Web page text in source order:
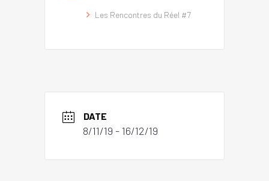
Les Rencontres du Réel #7
DATE
8/11/19 - 16/12/19